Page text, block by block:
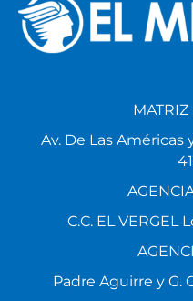
Av. De Las Américas
C.C. EL VERGEL
Padre Aguirre y G.